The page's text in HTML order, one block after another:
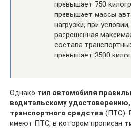
превышает 750
превышает массы
нагрузки, при
разрешенная
состава
превышает 3500
Однако тип автомобиля
водительскому
транспортного средства (ПТС).
имеют ПТС, в котором прописан